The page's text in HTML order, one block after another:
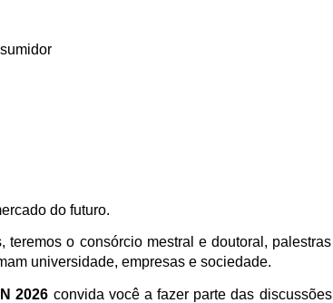
do futuro.
o consórcio mestral e doutoral, palestras
universidade, empresas e sociedade.
2026 convida você a fazer parte das discussões